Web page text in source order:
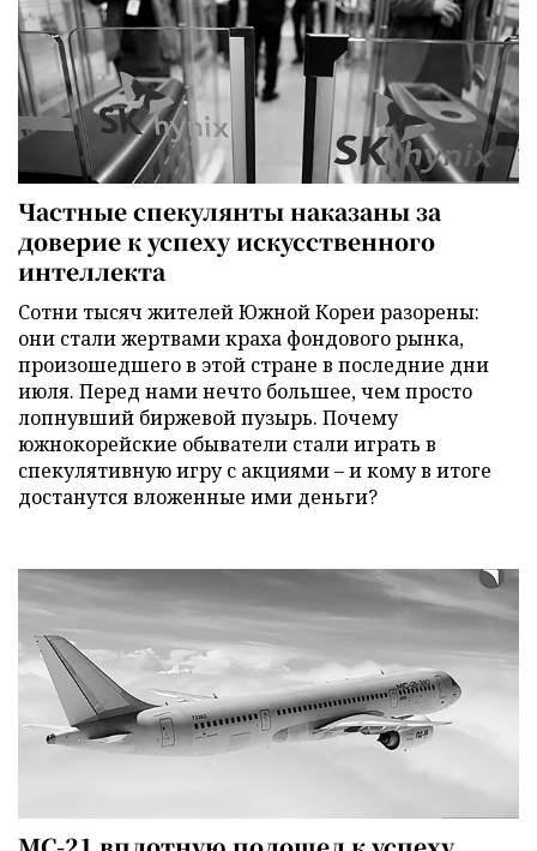
Частные спекулянты наказаны за
доверие к успеху искусственного
интеллекта
Сотни тысяч жителей Южной Кореи разорены:
они стали жертвами краха фондового рынка,
произошедшего в этой стране в последние дни
июля. Перед нами нечто большее, чем просто
лопнувший биржевой пузырь. Почему
южнокорейские обыватели стали играть в
спекулятивную игру с акциями – и кому в итоге
достанутся вложенные ими деньги?